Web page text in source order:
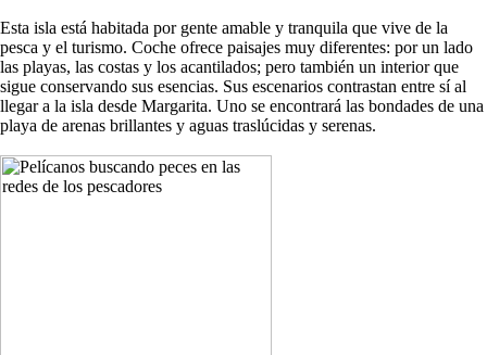
Esta isla está habitada por gente amable y tranquila que vive de la
pesca y el turismo. Coche ofrece paisajes muy diferentes: por un lado
las playas, las costas y los acantilados; pero también un interior que
sigue conservando sus esencias. Sus escenarios contrastan entre sí al
llegar a la isla desde Margarita. Uno se encontrará las bondades de una
playa de arenas brillantes y aguas traslúcidas y serenas.